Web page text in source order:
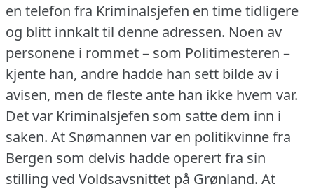
en telefon fra Kriminalsjefen en time tidligere
og blitt innkalt til denne adressen. Noen av
personene i rommet – som Politimesteren –
kjente han, andre hadde han sett bilde av i
avisen, men de fleste ante han ikke hvem var.
Det var Kriminalsjefen som satte dem inn i
saken. At Snømannen var en politikvinne fra
Bergen som delvis hadde operert fra sin
stilling ved Voldsavsnittet på Grønland. At